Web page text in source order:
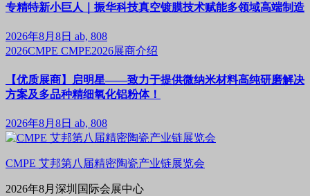
专精特新小巨人｜振华科技真空镀膜技术赋能多领域高端制造
2026年8月8日 ab, 808
2026CMPE CMPE2026展商介绍
【优质展商】启明星——致力于提供微纳米材料高纯研磨解决
方案及多品种精细氧化铝粉体！
2026年8月8日 ab, 808
CMPE 艾邦第八届精密陶瓷产业链展览会
2026年8月深圳国际会展中心